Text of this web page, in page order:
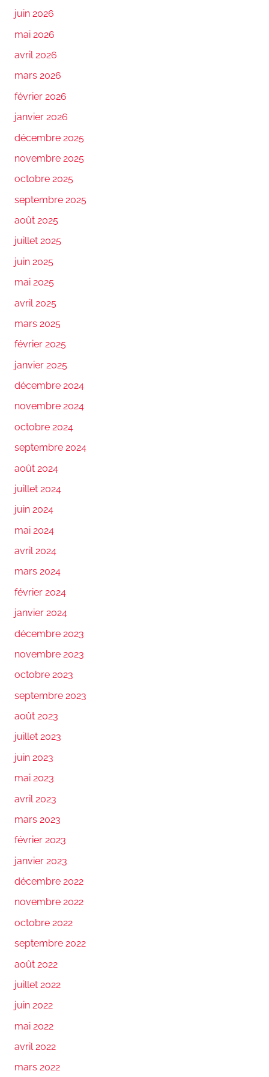
juin 2026
mai 2026
avril 2026
mars 2026
février 2026
janvier 2026
décembre 2025
novembre 2025
octobre 2025
septembre 2025
août 2025
juillet 2025
juin 2025
mai 2025
avril 2025
mars 2025
février 2025
janvier 2025
décembre 2024
novembre 2024
octobre 2024
septembre 2024
août 2024
juillet 2024
juin 2024
mai 2024
avril 2024
mars 2024
février 2024
janvier 2024
décembre 2023
novembre 2023
octobre 2023
septembre 2023
août 2023
juillet 2023
juin 2023
mai 2023
avril 2023
mars 2023
février 2023
janvier 2023
décembre 2022
novembre 2022
octobre 2022
septembre 2022
août 2022
juillet 2022
juin 2022
mai 2022
avril 2022
mars 2022